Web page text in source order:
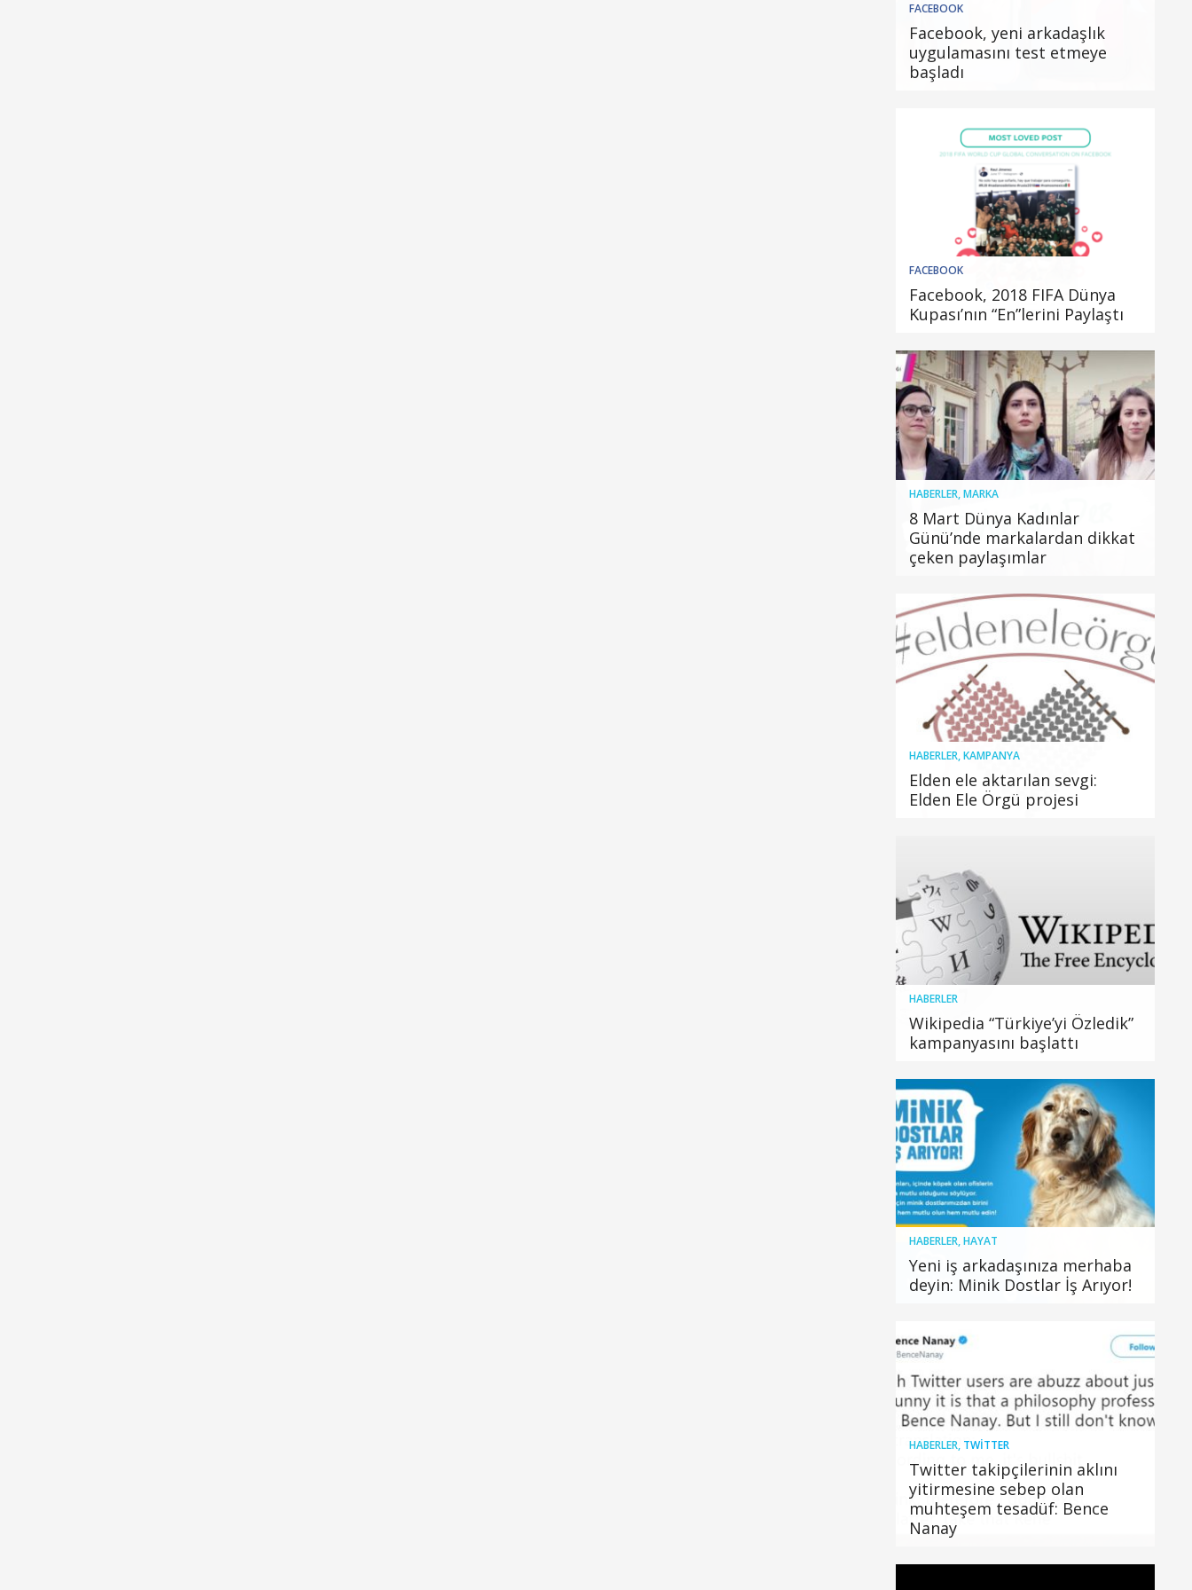
FACEBOOK
Facebook, yeni arkadaşlık
uygulamasını test etmeye
başladı
FACEBOOK
Facebook, 2018 FIFA Dünya
Kupası’nın “En”lerini Paylaştı
HABERLER,MARKA
8 Mart Dünya Kadınlar
Günü’nde markalardan dikkat
çeken paylaşımlar
HABERLER,KAMPANYA
Elden ele aktarılan sevgi:
Elden Ele Örgü projesi
HABERLER
Wikipedia “Türkiye’yi Özledik”
kampanyasını başlattı
HABERLER,HAYAT
Yeni iş arkadaşınıza merhaba
deyin: Minik Dostlar İş Arıyor!
HABERLER, TWITTER
Twitter takipçilerinin aklını
yitirmesine sebep olan
muhteşem tesadüf: Bence
Nanay